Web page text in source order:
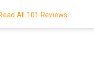
All 101 Reviews